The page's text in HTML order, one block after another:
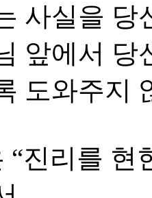
사실을 당
앞에서 당
도와주지
“진리를 현